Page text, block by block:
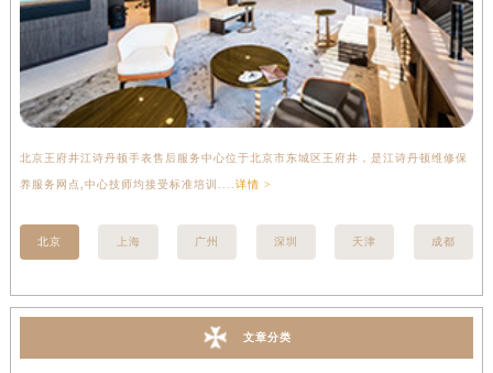
北京王府井江诗丹顿手表售后服务中心位于北京市东城区王府井，是江诗丹顿维修保
养服务网点,中心技师均接受标准培训.... 详情 >
北京 上海 广州 深圳 天津 成都
文章分类